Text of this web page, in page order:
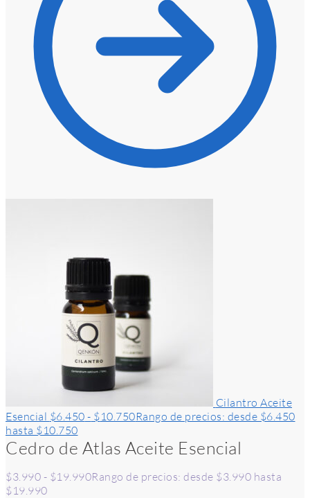
Cilantro Aceite
Esencial $6.450 - $10.750Rango de precios: desde $6.450
hasta $10.750
Cedro de Atlas Aceite Esencial
$3.990 - $19.990Rango de precios: desde $3.990 hasta
$19.990